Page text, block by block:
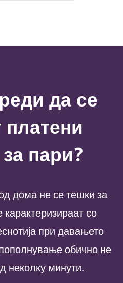
да се
пари?
дома не се тешки за
со
при давањето
обично не
неколку минути.